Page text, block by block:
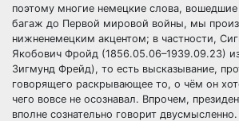
поэтому многие немецкие слова,
багаж до Первой мировой войны, мы
нижненемецким акцентом; в частности,
Якобович Фройд (1856.05.06–1939.09.23)
Зигмунд Фрейд), то есть высказывание,
говорящего раскрывающее то, о чём он
чего вовсе не осознавал. Впрочем,
вполне сознательно говорит